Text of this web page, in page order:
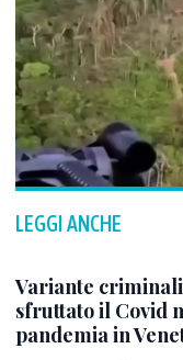
LEGGI ANCHE
Variante
sfruttato il Covid
pandemia in